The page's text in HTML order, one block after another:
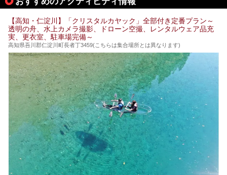
もしくは、翌日キャンプ帰りに立ち寄るのもおすすめです。
それでは見ていきましょう。
てみてはいかがでしょう？
Kですよ♪
それではチェックしてきましょう♪
【高知・仁淀川】「クリスタルカヤック」全部付き定番プラン～
透明の舟、水上カメラ撮影、ドローン空撮、レンタルウェア品充
実、更衣室、駐車場完備～
高知県吾川郡仁淀川町長者丁3459(こちらは集合場所とは異なります)